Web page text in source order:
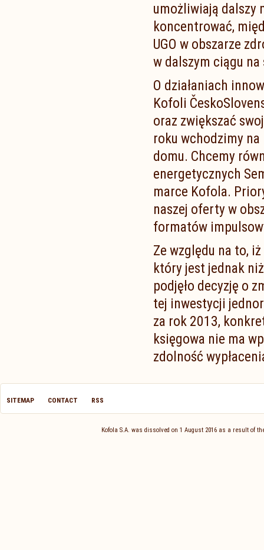
umożliwiają dalszy
koncentrować,
UGO w obszarze
w dalszym ciągu
O działaniach
Kofoli
oraz zwiększać
roku wchodzimy
domu. Chcemy
energetycznych
marce Kofola.
naszej oferty w
formatów
Ze względu na to,
który jest jednak
podjęło decyzję o
tej inwestycji
za rok 2013,
księgowa nie ma
zdolność
SITEMAP CONTACT RSS
Kofola S.A. was dissolved on 1 August 2016 as a result of